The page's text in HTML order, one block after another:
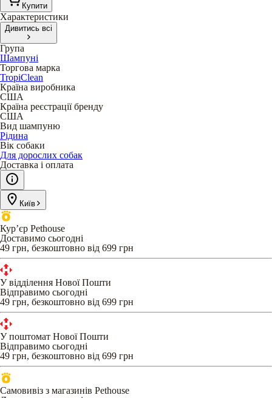
Купити
Характеристики
Дивитись всі
Група
Шампуні
Торгова марка
TropiClean
Країна виробника
США
Країна реєстрації бренду
США
Вид шампуню
Рідина
Вік собаки
Для дорослих собак
Доставка і оплата
Київ
Кур’єр Pethouse
Доставимо сьогодні
49 грн, безкоштовно від 699 грн
У відділення Нової Пошти
Відправимо сьогодні
49 грн, безкоштовно від 699 грн
У поштомат Нової Пошти
Відправимо сьогодні
49 грн, безкоштовно від 699 грн
Самовивіз з магазинів Pethouse